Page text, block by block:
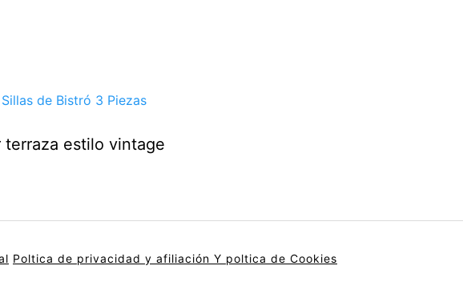
terraza estilo vintage
Poltica de privacidad y afiliación Y poltica de Cookies